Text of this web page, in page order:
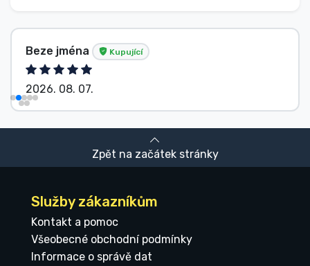
Beze jména Kupující
2026. 08. 07.
Zpět na začátek stránky
Služby zákazníkům
Kontakt a pomoc
Všeobecné obchodní podmínky
Informace o správě dat